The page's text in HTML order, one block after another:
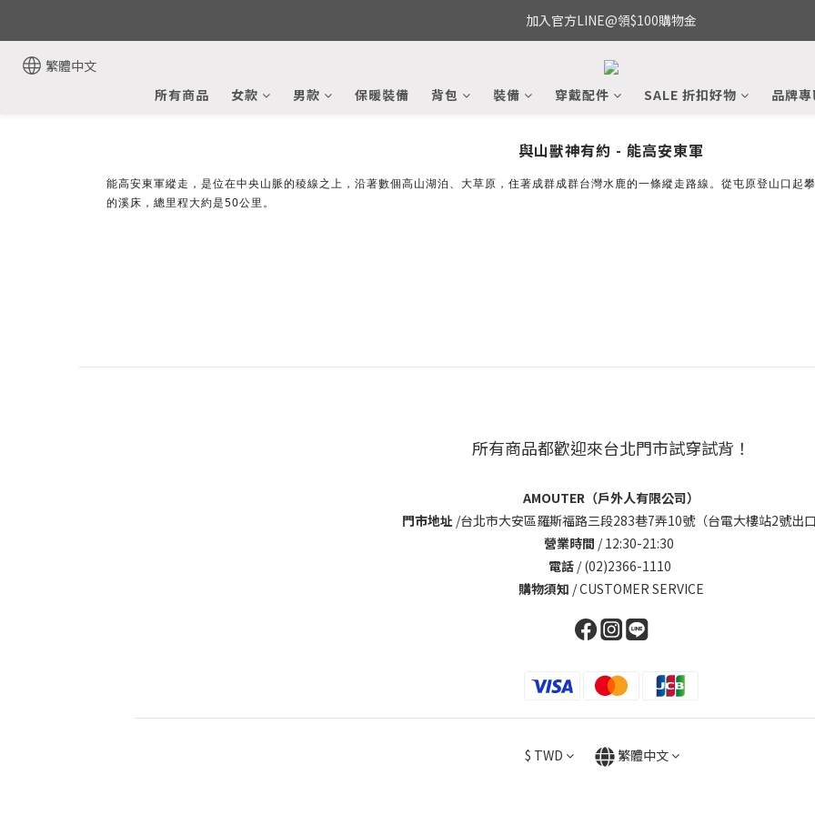
加入官方LINE@領$100購物金
繁體中文
所有商品
女款 男款 保暖裝備 背包 裝備 穿戴配件 SALE 折扣好物 品牌
與山獸神有約 - 能高安東軍
能高安東軍縱走，是位在中央山脈的稜線之上， 沿著數個高山湖泊、大草原， 住著成群成群台灣水鹿的一條縱走路線。 從屯原登山口起
的溪床，總里程大約是50公里。
所有商品都歡迎來台北門市試穿試背！
AMOUTER（戶外人有限公司）
門市地址 /台北市大安區羅斯福路三段283巷7弄10號（台電大樓站2號出
營業時間 / 12:30-21:30
電話 / (02)2366-1110
購物須知 /CUSTOMER SERVICE
$ TWD 繁體中文